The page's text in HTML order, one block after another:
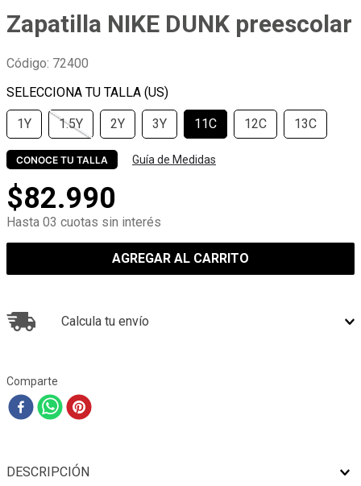
Zapatilla NIKE DUNK preescolar
Código: 72400
1Y 1.5Y 2Y 3Y 11C 12C 13C
CONOCE TU TALLA Guía de Medidas
$82.990
Hasta 03 cuotas sin interés
AGREGAR AL CARRITO
Calcula tu envío
Comparte
DESCRIPCIÓN